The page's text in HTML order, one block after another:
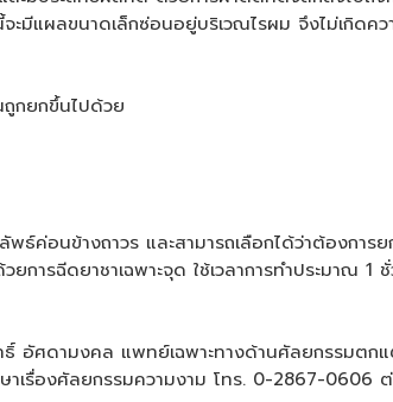
มีแผลขนาดเล็กซ่อนอยู่บริเวณไรผม จึงไม่เกิดค
กยกขึ้นไปด้วย
อนข้างถาวร และสามารถเลือกได้ว่าต้องการ
ารฉีดยาชาเฉพาะจุด ใช้เวลาการทำประมาณ 1
อัศดามงคล แพทย์เฉพาะทางด้านศัลยกรรมตกแ
เรื่องศัลยกรรมความงาม โทร. 0-2867-0606